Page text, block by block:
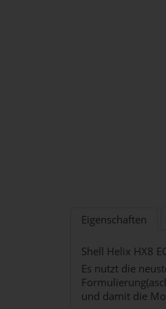
Eigenschaften
Shell Helix HX8
Es nutzt die
und damit die